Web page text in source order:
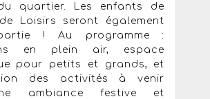
quartier. Les enfants de
Loisirs seront également
! Au programme :
en plein air, espace
pour petits et grands, et
des activités à venir
ambiance festive et